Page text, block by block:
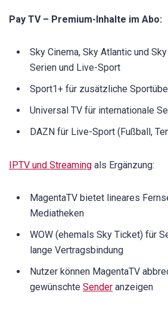
Pay TV – Premium-Inhalte im Abo:
Sky Cinema, Sky Atlantic und
Serien und Live-Sport
Sport1+ für zusätzliche
Universal TV für internationale
DAZN für Live-Sport (Fußball,
IPTV und Streaming als Ergänzung:
MagentaTV bietet lineares
Mediatheken
WOW (ehemals Sky Ticket) für
lange Vertragsbindung
Nutzer können MagentaTV
gewünschte Sender anzeigen